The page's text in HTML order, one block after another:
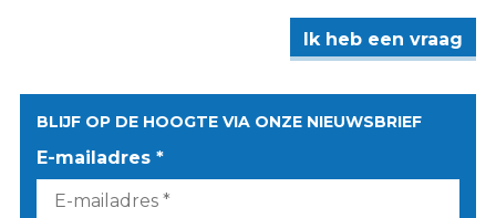
Ik heb een vraag
BLIJF OP DE HOOGTE VIA ONZE NIEUWSBRIEF
E-mailadres *